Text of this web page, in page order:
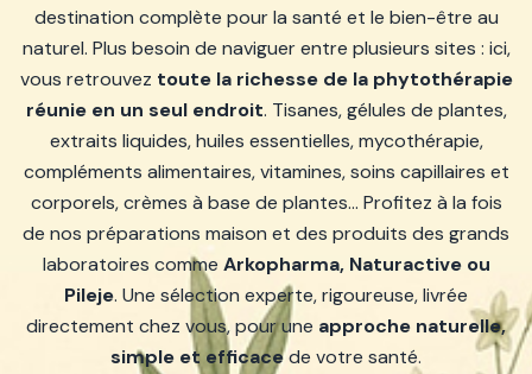
destination complète pour la santé et le bien-être au
naturel. Plus besoin de naviguer entre plusieurs sites : ici,
vous retrouvez toute la richesse de la phytothérapie
réunie en un seul endroit. Tisanes, gélules de plantes,
extraits liquides, huiles essentielles, mycothérapie,
compléments alimentaires, vitamines, soins capillaires et
corporels, crèmes à base de plantes… Profitez à la fois
de nos préparations maison et des produits des grands
laboratoires comme Arkopharma, Naturactive ou
Pileje. Une sélection experte, rigoureuse, livrée
directement chez vous, pour une approche naturelle,
simple et efficacede votre santé.